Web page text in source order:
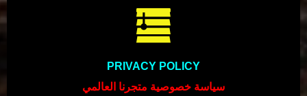
PRIVACY POLICY
سياسة خصوصية متجرنا العالمي